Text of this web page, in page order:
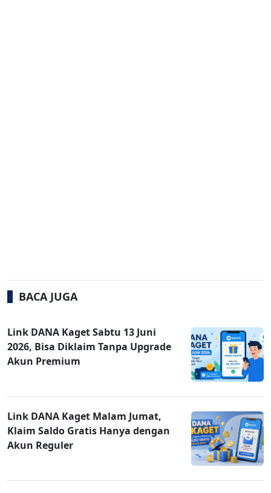
BACA JUGA
Link DANA Kaget Sabtu 13 Juni
2026, Bisa Diklaim Tanpa Upgrade
Akun Premium
Link DANA Kaget Malam Jumat,
Klaim Saldo Gratis Hanya dengan
Akun Reguler